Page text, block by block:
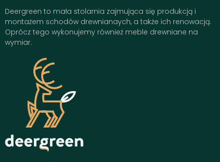
Deergreen to mała stolarnia zajmująca się produkcją i
montażem schodów drewnianaych, a także ich renowacją.
Oprócz tego wykonujemy również meble drewniane na
wymiar.